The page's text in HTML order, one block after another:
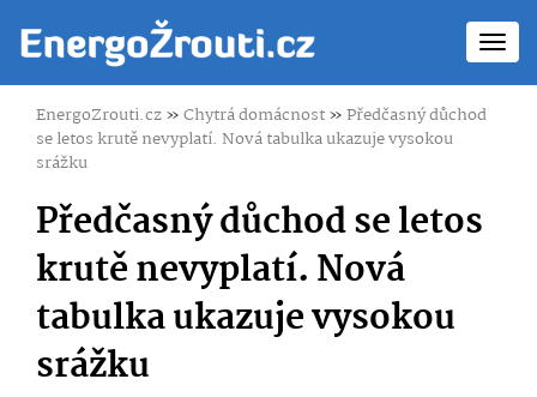
EnergoZrouti.cz»Chytrá domácnost»Předčasný důchod
se letos krutě nevyplatí. Nová tabulka ukazuje vysokou
srážku
Předčasný důchod se letos
krutě nevyplatí. Nová
tabulka ukazuje vysokou
srážku